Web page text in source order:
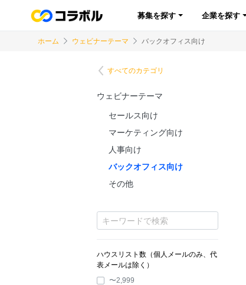
募集を探す 企業を探す
ホーム ウェビナーテーマ バックオフィス向け
すべてのカテゴリ
ウェビナーテーマ
セールス向け
マーケティング向け
人事向け
バックオフィス向け
その他
ハウスリスト数（個人メールのみ、代
表メールは除く）
〜2,999